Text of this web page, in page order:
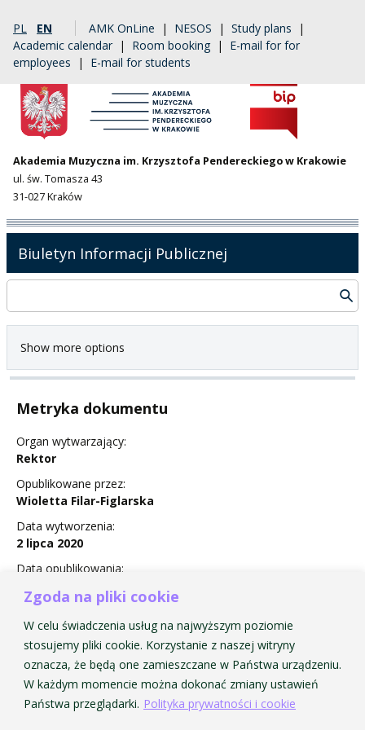
Zgoda na pliki cookie
W celu świadczenia usług na najwyższym poziomie
stosujemy pliki cookie. Korzystanie z naszej witryny
oznacza, że będą one zamieszczane w Państwa urządzeniu.
W każdym momencie można dokonać zmiany ustawień
Państwa przeglądarki. Polityka prywatności i cookie
PL EN AMK OnLine | NESOS | Study plans |
Academic calendar | Room booking | E-mail for for
employees | E-mail for students
Akademia Muzyczna im. Krzysztofa Pendereckiego w Krakowie
ul. św. Tomasza 43
31-027 Kraków
Biuletyn Informacji Publicznej
Show more options
Metryka dokumentu
Organ wytwarzający:
Rektor
Opublikowane przez:
Wioletta Filar-Figlarska
Data wytworzenia:
2 lipca 2020
Data opublikowania:
Obowiązuje